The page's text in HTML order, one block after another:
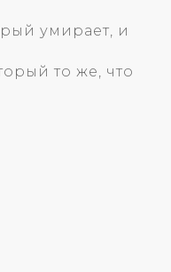
умирает, и
то же, что